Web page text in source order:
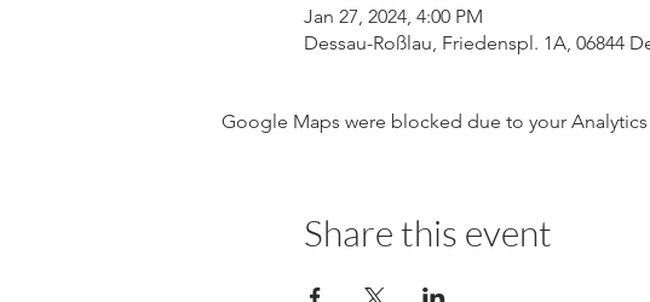
Jan 27, 2024, 4:00 PM
Dessau-Roßlau, Friedenspl. 1A, 06844
Google Maps were blocked due to your
Share this event